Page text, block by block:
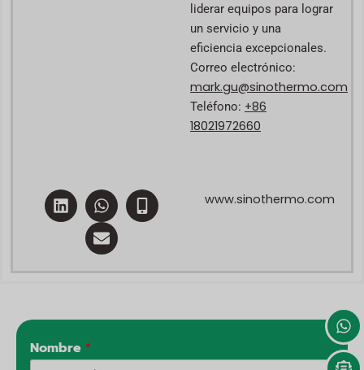
liderar equipos para lograr
un servicio y una
eficiencia excepcionales.
Correo electrónico:
mark.gu@sinothermo.com
Teléfono: +86
18021972660
L
i
n
d
W
h
a
t
s
a
M
o
b
e
l
E
n
v
e
l
o
www.sinothermo.com
Nombre *